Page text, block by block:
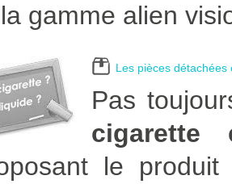
gamme alien
Les pièces détachées
Pas
cigarette
le